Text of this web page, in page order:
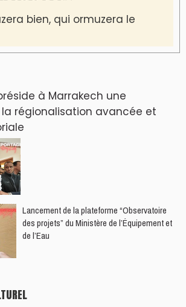
bien, qui ormuzera le
à Marrakech une
régionalisation avancée et
​Lancement de la plateforme “Observatoire
des projets” du Ministère de l’Équipement et
de l’Eau